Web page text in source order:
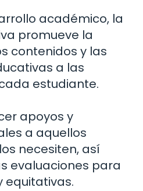
académico, la
promueve la
contenidos y las
a las
estudiante.
apoyos y
a aquellos
necesiten, así
evaluaciones para
equitativas.